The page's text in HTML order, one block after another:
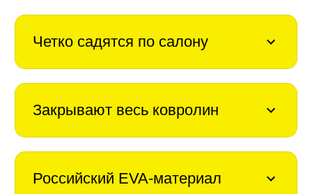
Четко садятся по салону
Закрывают весь ковролин
Российский EVA-материал